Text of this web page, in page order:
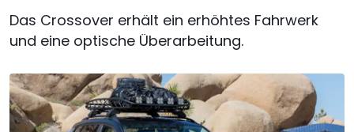
Das Crossover erhält ein erhöhtes Fahrwerk
und eine optische Überarbeitung.